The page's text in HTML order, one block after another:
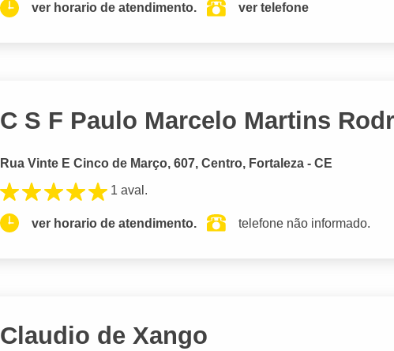
ver horario de atendimento. ver telefone
C S F Paulo Marcelo Martins
Rua Vinte E Cinco de Março, 607, Centro, Fortaleza - CE
1 aval.
ver horario de atendimento. telefone não informado.
Claudio de Xango